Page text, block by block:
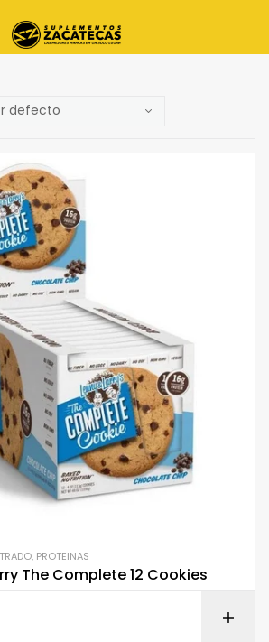
, PROTEINAS
The Complete 12 Cookies